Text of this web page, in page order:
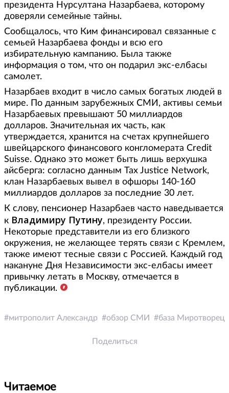
президента Нурсултана Назарбаева, которому
доверяли семейные тайны.
Сообщалось, что Ким финансировал связанные с
семьей Назарбаева фонды и всю его
избирательную кампанию. Была также
информация о том, что он подарил экс-елбасы
самолет.
Назарбаев входит в число самых богатых людей в
мире. По данным зарубежных СМИ, активы семьи
Назарбаевых превышают 50 миллиардов
долларов. Значительная их часть, как
утверждается, хранится на счетах крупнейшего
швейцарского финансового конгломерата Credit
Suisse. Однако это может быть лишь верхушка
айсберга: согласно данным Tax Justice Network,
клан Назарбаевых вывел в офшоры 140-160
миллиардов долларов за последние 30 лет.
К слову, пенсионер Назарбаев часто наведывается
к Владимиру Путину, президенту России.
Некоторые представители из его близкого
окружения, не желающее терять связи с Кремлем,
также имеют тесные связи с Россией. Каждый год
накануне Дня Независимости экс-елбасы имеет
привычку летать в Москву, отмечается в
публикации.
митрополит Александр обзор СМИ база Миротворец
Поделиться
Читаемое